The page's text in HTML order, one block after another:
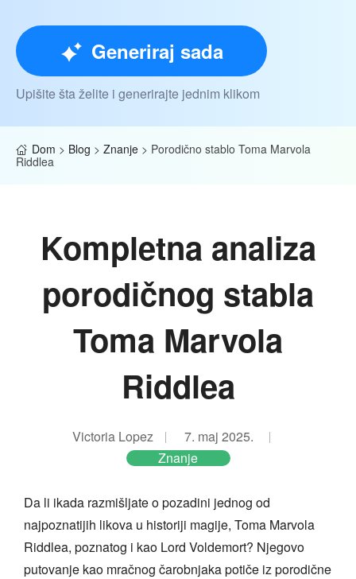
Generiraj sada
Upišite šta želite i generirajte jednim klikom
Dom > Blog > Znanje > Porodično stablo Toma Marvola
Riddlea
Kompletna analiza
porodičnog stabla
Toma Marvola
Riddlea
Victoria Lopez
7. maj 2025.
Znanje
Da li ikada razmišljate o pozadini jednog od
najpoznatijih likova u historiji magije, Toma Marvola
Riddlea, poznatog i kao Lord Voldemort? Njegovo
putovanje kao mračnog čarobnjaka potiče iz porodične